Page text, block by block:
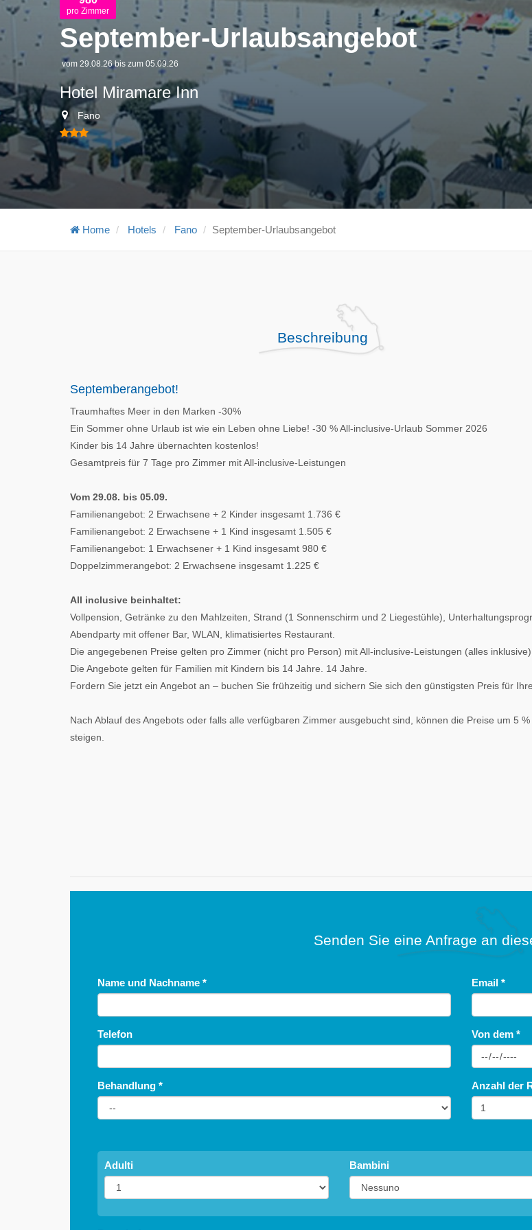
pro Zimmer
September-Urlaubsangebot
vom 29.08.26 bis zum 05.09.26
Hotel Miramare Inn
Fano
Home Hotels Fano September-Urlaubsangebot
Beschreibung
Septemberangebot!
Traumhaftes Meer in den Marken -30%
Ein Sommer ohne Urlaub ist wie ein Leben ohne Liebe! -30 % All-inclusive-Urlaub Sommer 2026
Kinder bis 14 Jahre übernachten kostenlos!
Gesamtpreis für 7 Tage pro Zimmer mit All-inclusive-Leistungen
Vom 29.08. bis 05.09.
Familienangebot: 2 Erwachsene + 2 Kinder insgesamt 1.736 €
Familienangebot: 2 Erwachsene + 1 Kind insgesamt 1.505 €
Familienangebot: 1 Erwachsener + 1 Kind insgesamt 980 €
Doppelzimmerangebot: 2 Erwachsene insgesamt 1.225 €
All inclusive beinhaltet:
Vollpension, Getränke zu den Mahlzeiten, Strand (1 Sonnenschirm und 2 Liegestühle),
Abendparty mit offener Bar, WLAN, klimatisiertes Restaurant.
Die angegebenen Preise gelten pro Zimmer (nicht pro Person) mit All-inclusive-Leistungen (alles inklusive).
Die Angebote gelten für Familien mit Kindern bis 14 Jahre. 14 Jahre.
Fordern Sie jetzt ein Angebot an – buchen Sie frühzeitig und sichern Sie sich den günstigsten Preis für
Nach Ablauf des Angebots oder falls alle verfügbaren Zimmer ausgebucht sind, können die Preise um 5
steigen.
Senden Sie eine Anfrage an
Name und Nachname * Email *
Telefon Von dem *
Behandlung * Anzahl der
Adulti Bambini